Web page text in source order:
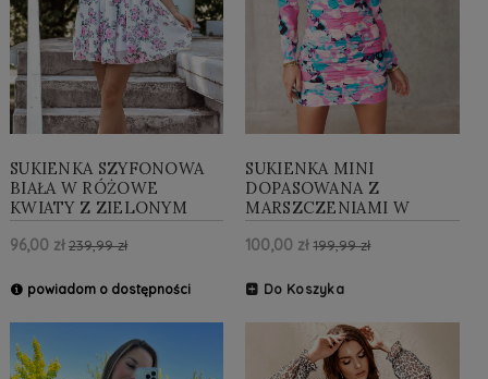
SUKIENKA SZYFONOWA
BIAŁA W RÓŻOWE
KWIATY Z ZIELONYM
DELIKATNY RĘKAW
ROZKLOSZOWANA
96,00 zł 239,99 zł
powiadom o dostępności
SUKIENKA MINI
DOPASOWANA Z
MARSZCZENIAMI W
KWIATY Z DODATKIEM
NIEBIESKIEGO DEKOLT V
100,00 zł 199,99 zł
Do Koszyka